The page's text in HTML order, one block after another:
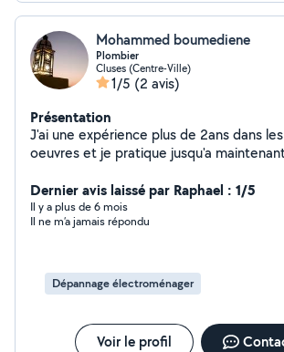
Mohammed boumediene
Plombier
Cluses (Centre-Ville)
1/5 (2 avis)
Présentation
J'ai une expérience plus de 2ans dans
oeuvres et je pratique jusqu'a
Dernier avis laissé par Raphael : 1/5
Il y a plus de 6 mois
Il ne m’a jamais répondu
Dépannage électroménager
Voir le profil